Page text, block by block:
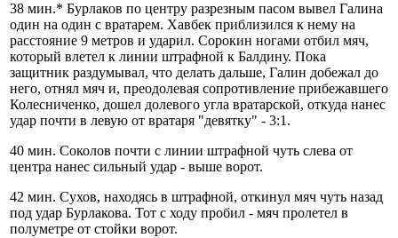
38 мин.* Бурлаков по центру разрезным пасом вывел Галина
один на один с вратарем. Хавбек приблизился к нему на
расстояние 9 метров и ударил. Сорокин ногами отбил мяч,
который влетел к линии штрафной к Балдину. Пока
защитник раздумывал, что делать дальше, Галин добежал до
него, отнял мяч и, преодолевая сопротивление прибежавшего
Колесниченко, дошел долевого угла вратарской, откуда нанес
удар почти в левую от вратаря "девятку" - 3:1.
40 мин. Соколов почти с линии штрафной чуть слева от
центра нанес сильный удар - выше ворот.
42 мин. Сухов, находясь в штрафной, откинул мяч чуть назад
под удар Бурлакова. Тот с ходу пробил - мяч пролетел в
полуметре от стойки ворот.